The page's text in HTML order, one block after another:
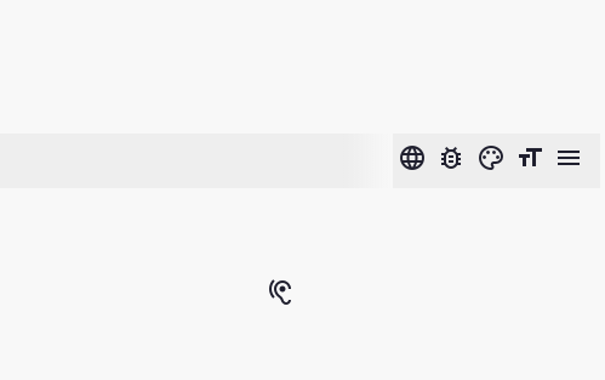
language bug_report color_lens format_size menu
hearing